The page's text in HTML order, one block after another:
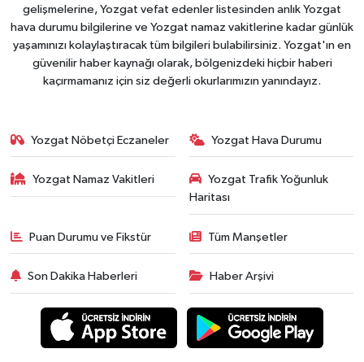
gelişmelerine, Yozgat vefat edenler listesinden anlık Yozgat
hava durumu bilgilerine ve Yozgat namaz vakitlerine kadar günlük
yaşamınızı kolaylaştıracak tüm bilgileri bulabilirsiniz. Yozgat'ın en
güvenilir haber kaynağı olarak, bölgenizdeki hiçbir haberi
kaçırmamanız için siz değerli okurlarımızın yanındayız.
Yozgat Nöbetçi Eczaneler Yozgat Hava Durumu
Yozgat Namaz Vakitleri
Yozgat Trafik Yoğunluk
Haritası
Puan Durumu ve Fikstür Tüm Manşetler
Son Dakika Haberleri Haber Arşivi